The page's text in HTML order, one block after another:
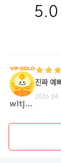
5.0
wltjd**
진짜 예